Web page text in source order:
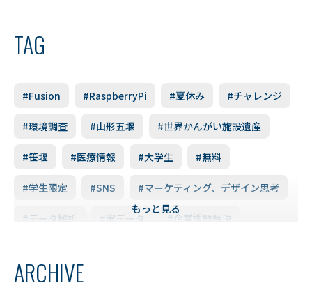
TAG
#Fusion #RaspberryPi #夏休み #チャレンジ
#環境調査 #山形五堰 #世界かんがい施設遺産
#笹堰 #医療情報 #大学生 #無料
#学生限定 #SNS #マーケティング、デザイン思考
#データ解析 #実データ #企業課題解決
#YUDS #庄内地方
もっと見る
ARCHIVE